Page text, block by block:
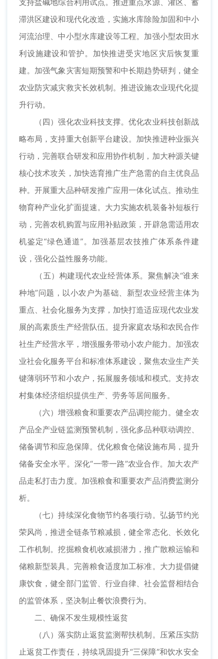
支持盐碱地综合利用试点。推进重点水源、灌区、蓄
滞洪区建设和现代化改造，实施水库除险加固和中小
河流治理、中小型水库建设等工程。加强小型农田水
利设施建设和管护。加快推进受灾地区灾后恢复重
建。加强气象灾害短期预警和中长期趋势研判，健全
农业防灾减灾救灾长效机制。推进设施农业现代化提
升行动。
（四）强化农业科技支撑。优化农业科技创新战
略布局，支持重大创新平台建设。加快推进种业振兴
行动，完善联合研发和应用协作机制，加大种源关键
核心技术攻关，加快选育推广生产急需的自主优良品
种。开展重大品种研发推广应用一体化试点。推动生
物育种产业化扩面提速。大力实施农机装备补短板行
动，完善农机购置与应用补贴政策，开辟急需适用农
机鉴定“绿色通道”。加强基层农技推广体系条件建
设，强化公益性服务功能。
（五）构建现代农业经营体系。聚焦解决“谁来
种地”问题，以小农户为基础、新型农业经营主体为
重点、社会化服务为支撑，加快打造适应现代农业发
展的高素质生产经营队伍。提升家庭农场和农民合作
社生产经营水平，增强服务带动小农户能力。加强农
业社会化服务平台和标准体系建设，聚焦农业生产关
键薄弱环节和小农户，拓展服务领域和模式。支持农
村集体经济组织提供生产、劳务等居间服务。
（六）增强粮食和重要农产品调控能力。健全农
产品全产业链监测预警机制，强化多品种联动调控、
储备调节和应急保障。优化粮食仓储设施布局，提升
储备安全水平。深化“一带一路”农业合作。加大农产
品走私打击力度。加强粮食和重要农产品消费监测分
析。
（七）持续深化食物节约各项行动。弘扬节约光
荣风尚，推进全链条节粮减损，健全常态化、长效化
工作机制。挖掘粮食机收减损潜力，推广散粮运输和
储粮新型装具。完善粮食适度加工标准。大力提倡健
康饮食，健全部门监管、行业自律、社会监督相结合
的监管体系，坚决制止餐饮浪费行为。
二、确保不发生规模性返贫
（八）落实防止返贫监测帮扶机制。压紧压实防
止返贫工作责任，持续巩固提升“三保障”和饮水安全